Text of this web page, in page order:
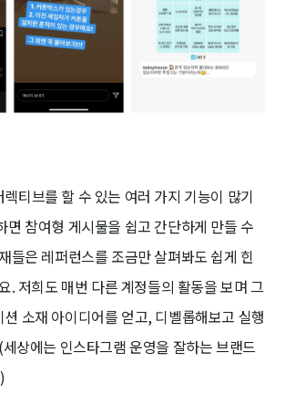
티브를 할 수 있는 여러 가지 기능이 많기
면 참여형 게시물을 쉽고 간단하게 만들 수
들은 레퍼런스를 조금만 살펴봐도 쉽게 힌
. 저희도 매번 다른 계정들의 활동을 보며 그
소재 아이디어를 얻고, 디벨롭해보고 실행
상에는 인스타그램 운영을 잘하는 브랜드